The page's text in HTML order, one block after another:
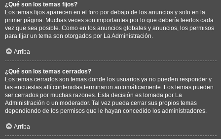
¿Qué son los temas fijos?
Los temas fijos aparecen en el foro por debajo de los anuncios y solo en la
primer página. Muchas veces son importantes por lo que debería leerlos cada
vez que sea posible. Como en los anuncios globales y anuncios, los permisos
para fijar un tema son otorgados por La Administración.
Arriba
¿Qué son los temas cerrados?
Los temas cerrados son temas donde los usuarios ya no pueden responder y
las encuestas allí contenidas terminaron automáticamente. Los temas pueden
ser cerrados por muchas razones. Esta decisión es tomada por La
Administración o un moderador. Tal vez pueda cerrar sus propios temas
dependiendo de los permisos que le hayan concedido los administradores.
Arriba